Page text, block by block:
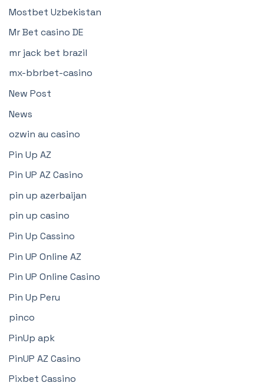
Mostbet Uzbekistan
Mr Bet casino DE
mr jack bet brazil
mx-bbrbet-casino
New Post
News
ozwin au casino
Pin Up AZ
Pin UP AZ Casino
pin up azerbaijan
pin up casino
Pin Up Cassino
Pin UP Online AZ
Pin UP Online Casino
Pin Up Peru
pinco
PinUp apk
PinUP AZ Casino
Pixbet Cassino